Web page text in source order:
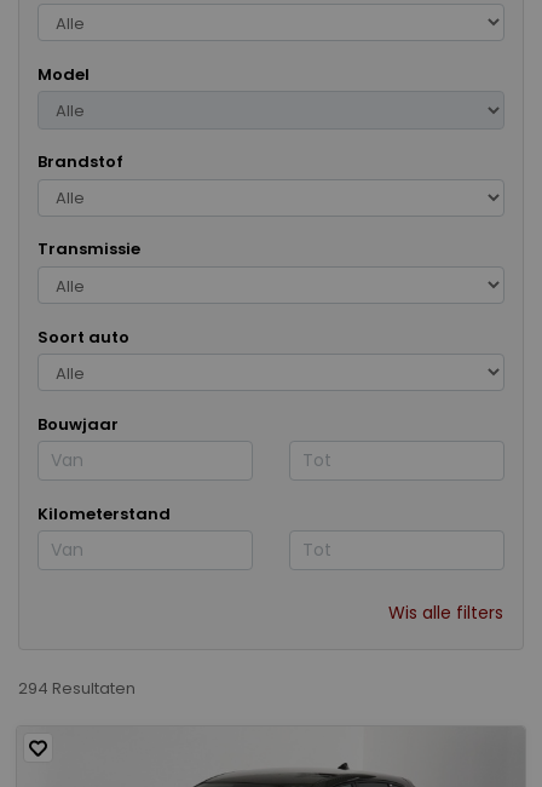
Model
Brandstof
Transmissie
Soort auto
Bouwjaar
Kilometerstand
Wis alle filters
294 Resultaten